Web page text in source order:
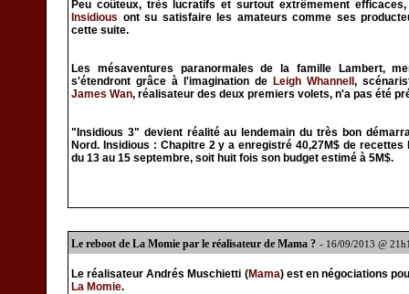
Peu coûteux, très lucratifs et surtout extrêmement
Insidious ont su satisfaire les amateurs comme ses
cette suite.
Les mésaventures paranormales de la famille Lambert,
s'étendront grâce à l'imagination de Leigh Whannell ,
James Wan, réalisateur des deux premiers volets, n'a pas été
"Insidious 3" devient réalité au lendemain du très bon
Nord. Insidious : Chapitre 2 y a enregistré 40,27M$ de
du 13 au 15 septembre, soit huit fois son budget estimé à 5M$.
Le reboot de La Momie par le réalisateur de Mama ? - 16/09/2013 @
Le réalisateur Andrés Muschietti (Mama) est en négociations
La Momie.